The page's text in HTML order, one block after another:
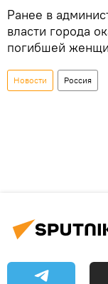
Ранее в
власти города
погибшей
Новости Россия